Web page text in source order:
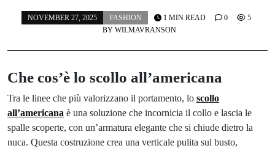
NOVEMBER 27, 2025
FASHION
BY WILMAVRANSON
1 MIN READ 0 5
Che cos’è lo scollo all’americana
Tra le linee che più valorizzano il portamento, lo scollo
all’americana è una soluzione che incornicia il collo e lascia le
spalle scoperte, con un’armatura elegante che si chiude dietro la
nuca. Questa costruzione crea una verticale pulita sul busto,